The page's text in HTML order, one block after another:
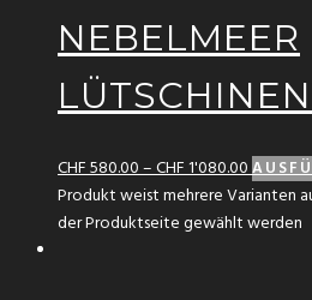
NEBELMEER
CHF580.00–CHF1'080.00
Produkt weist mehrere Varianten
der Produktseite gewählt werden